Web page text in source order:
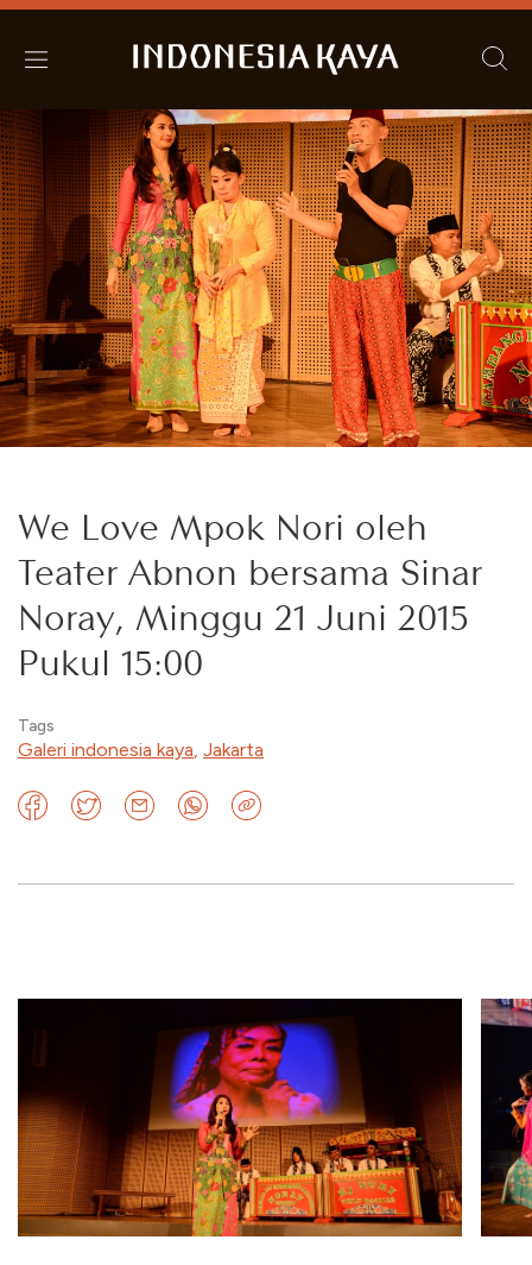
We Love Mpok Nori oleh
Teater Abnon bersama Sinar
Noray, Minggu 21 Juni 2015
Pukul 15:00
Tags
Galeri indonesia kaya, Jakarta